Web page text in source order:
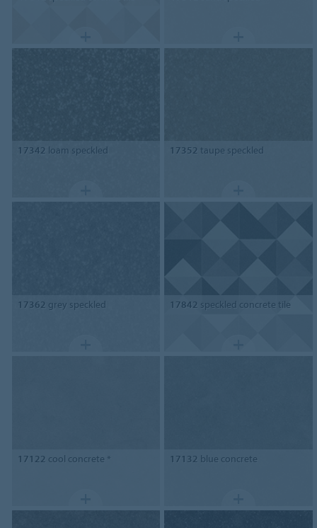
17342 loam speckled 17352 taupe speckled
17362 grey speckled 17842 speckled concrete tile
17122 cool concrete * 17132 blue concrete